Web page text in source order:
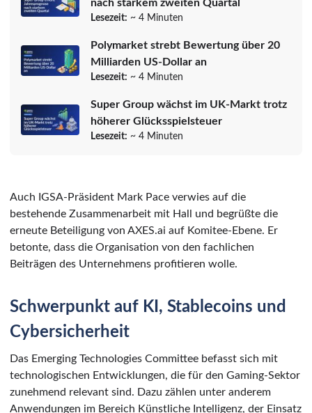
nach starkem zweiten Quartal
Lesezeit: ~ 4 Minuten
Polymarket strebt Bewertung über 20
Milliarden US-Dollar an
Lesezeit: ~ 4 Minuten
Super Group wächst im UK-Markt trotz
höherer Glücksspielsteuer
Lesezeit: ~ 4 Minuten
Auch IGSA-Präsident Mark Pace verwies auf die
bestehende Zusammenarbeit mit Hall und begrüßte die
erneute Beteiligung von AXES.ai auf Komitee-Ebene. Er
betonte, dass die Organisation von den fachlichen
Beiträgen des Unternehmens profitieren wolle.
Schwerpunkt auf KI, Stablecoins und
Cybersicherheit
Das Emerging Technologies Committee befasst sich mit
technologischen Entwicklungen, die für den Gaming-Sektor
zunehmend relevant sind. Dazu zählen unter anderem
Anwendungen im Bereich Künstliche Intelligenz, der Einsatz